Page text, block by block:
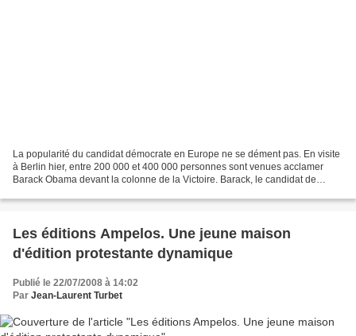
La popularité du candidat démocrate en Europe ne se dément pas. En visite
à Berlin hier, entre 200 000 et 400 000 personnes sont venues acclamer
Barack Obama devant la colonne de la Victoire. Barack, le candidat de
Les éditions Ampelos. Une jeune maison
d'édition protestante dynamique
Publié le 22/07/2008 à 14:02
Par Jean-Laurent Turbet